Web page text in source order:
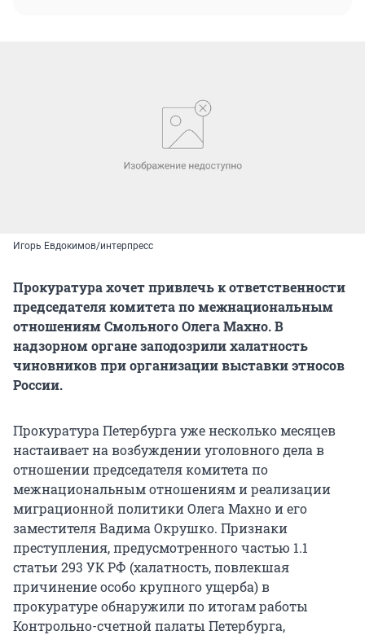
Игорь Евдокимов/интерпресс
Прокуратура хочет привлечь к ответственности
председателя комитета по межнациональным
отношениям Смольного Олега Махно. В
надзорном органе заподозрили халатность
чиновников при организации выставки этносов
России.
Прокуратура Петербурга уже несколько месяцев
настаивает на возбуждении уголовного дела в
отношении председателя комитета по
межнациональным отношениям и реализации
миграционной политики Олега Махно и его
заместителя Вадима Окрушко. Признаки
преступления, предусмотренного частью 1.1
статьи 293 УК РФ (халатность, повлекшая
причинение особо крупного ущерба) в
прокуратуре обнаружили по итогам работы
Контрольно-счетной палаты Петербурга,